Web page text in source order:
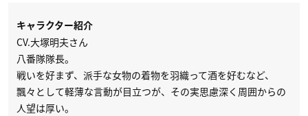
キャラクター紹介
CV.大塚明夫さん
八番隊隊長。
戦いを好まず、派手な女物の着物を羽織って酒を好むなど、
飄々として軽薄な言動が目立つが、その実思慮深く周囲からの
人望は厚い。